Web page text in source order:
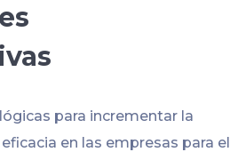
para incrementar la
en las empresas para el